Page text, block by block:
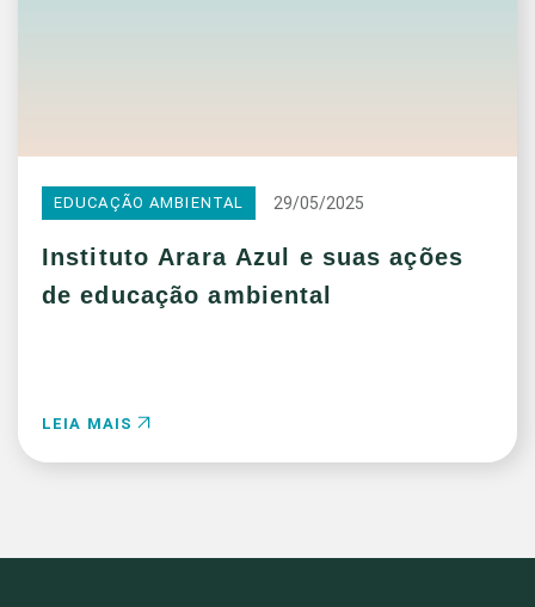
EDUCAÇÃO AMBIENTAL 29/05/2025
Instituto Arara Azul e suas ações
de educação ambiental
LEIA MAIS